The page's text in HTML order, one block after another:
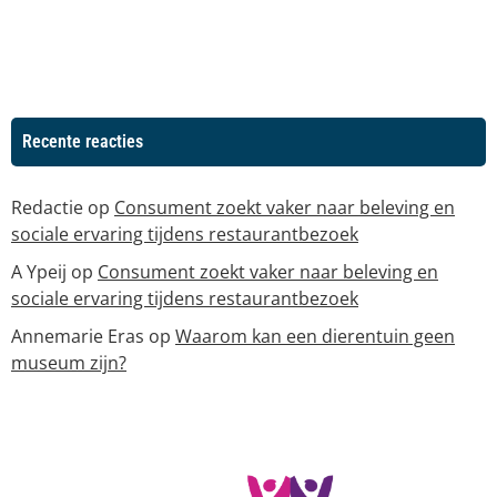
Recente reacties
Redactie op Consument zoekt vaker naar beleving en
sociale ervaring tijdens restaurantbezoek
A Ypeij op Consument zoekt vaker naar beleving en
sociale ervaring tijdens restaurantbezoek
Annemarie Eras op Waarom kan een dierentuin geen
museum zijn?